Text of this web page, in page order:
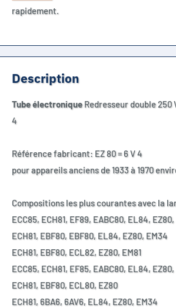
rapidement.
Description
Tube électroniqueRedresseur double 250
4
Référence fabricant: EZ 80 = 6 V 4
pour appareils anciens de 1933 à 1970
Compositions les plus courantes avec la
ECC85, ECH81, EF89, EABC80, EL84,
ECH81, EBF80, EBF80, EL84, EZ80, EM34
ECH81, EBF80, ECL82, EZ80, EM81
ECC85, ECH81, EF85, EABC80, EL84,
ECH81, EBF80, ECL80, EZ80
ECH81, 6BA6, 6AV6, EL84, EZ80, EM34